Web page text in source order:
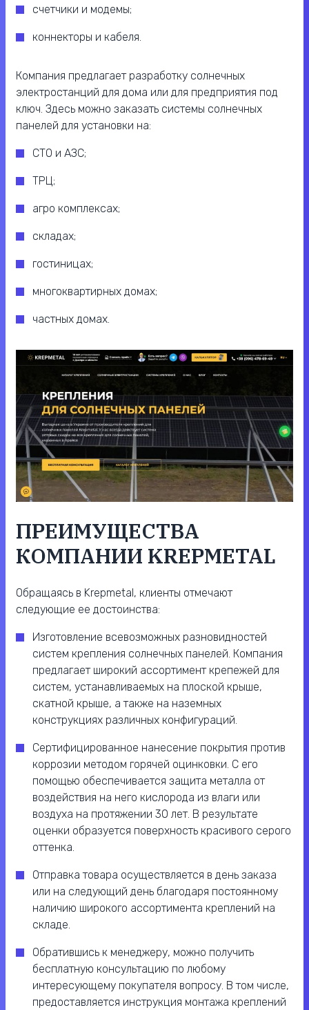
счетчики и модемы;
коннекторы и кабеля.
Компания предлагает разработку солнечных
электростанций для дома или для предприятия под
ключ. Здесь можно заказать системы солнечных
панелей для установки на:
СТО и АЗС;
ТРЦ;
агро комплексах;
складах;
гостиницах;
многоквартирных домах;
частных домах.
ПРЕИМУЩЕСТВА
КОМПАНИИ KREPMETAL
Обращаясь в Krepmetal, клиенты отмечают
следующие ее достоинства:
Изготовление всевозможных разновидностей
систем крепления солнечных панелей. Компания
предлагает широкий ассортимент крепежей для
систем, устанавливаемых на плоской крыше,
скатной крыше, а также на наземных
конструкциях различных конфигураций.
Сертифицированное нанесение покрытия против
коррозии методом горячей оцинковки. С его
помощью обеспечивается защита металла от
воздействия на него кислорода из влаги или
воздуха на протяжении 30 лет. В результате
оценки образуется поверхность красивого серого
оттенка.
Отправка товара осуществляется в день заказа
или на следующий день благодаря постоянному
наличию широкого ассортимента креплений на
складе.
Обратившись к менеджеру, можно получить
бесплатную консультацию по любому
интересующему покупателя вопросу. В том числе,
предоставляется инструкция монтажа креплений